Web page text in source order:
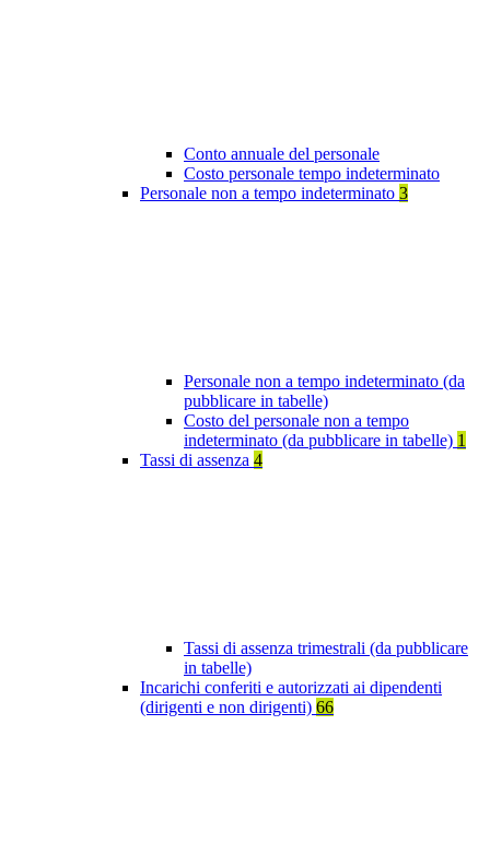
Conto annuale del personale
Costo personale tempo indeterminato
Personale non a tempo indeterminato 3
Personale non a tempo indeterminato (da
pubblicare in tabelle)
Costo del personale non a tempo
indeterminato (da pubblicare in tabelle) 1
Tassi di assenza 4
Tassi di assenza trimestrali (da pubblicare
in tabelle)
Incarichi conferiti e autorizzati ai dipendenti
(dirigenti e non dirigenti) 66